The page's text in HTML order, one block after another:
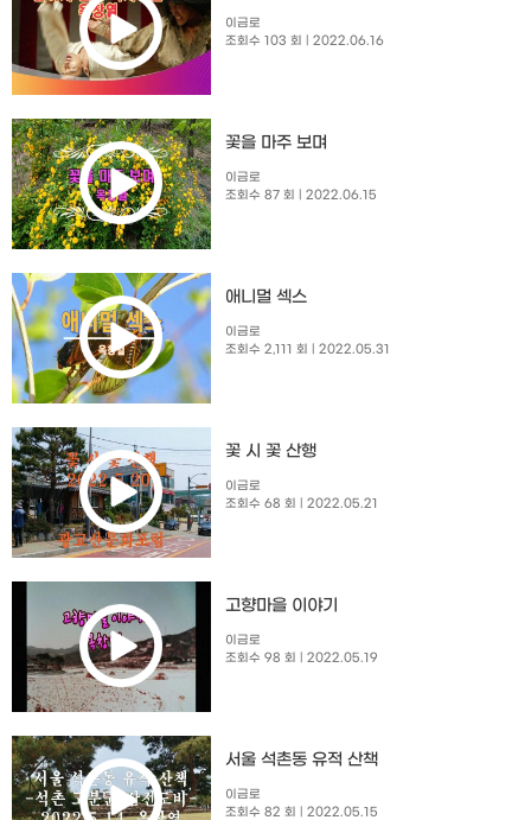
이금로
조회수 103 회
| 2022.06.16
꽃을 마주 보며
이금로
조회수 87 회
| 2022.06.15
애니멀 섹스
이금로
조회수 2,111 회
| 2022.05.31
꽃 시 꽃 산행
이금로
조회수 68 회
| 2022.05.21
고향마을 이야기
이금로
조회수 98 회
| 2022.05.19
서울 석촌동 유적 산책
이금로
조회수 82 회
| 2022.05.15